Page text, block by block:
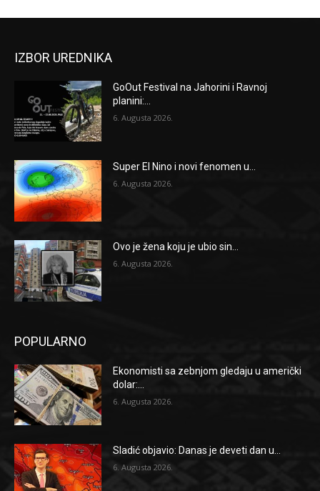
IZBOR UREDNIKA
GoOut Festival na Jahorini i Ravnoj
planini:...
6. Augusta 2026.
Super El Nino i novi fenomen u...
6. Augusta 2026.
Ovo je žena koju je ubio sin...
6. Augusta 2026.
POPULARNO
Ekonomisti sa zebnjom gledaju u američki
dolar:...
6. Augusta 2026.
Sladić objavio: Danas je deveti dan u...
6. Augusta 2026.